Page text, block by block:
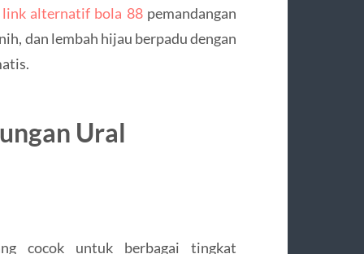
link alternatif bola 88pemandangan
dan lembah hijau berpadu dengan
Ural
cocok untuk berbagai tingkat